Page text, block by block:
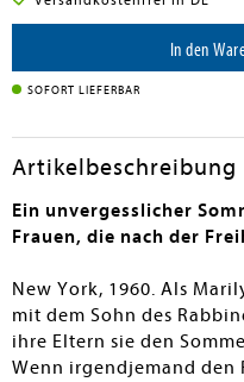
In den
SOFORT LIEFERBAR
Artikelbeschreibung
Ein unvergesslicher
Frauen, die nach der
New York, 1960. Als
mit dem Sohn des
ihre Eltern sie den
Wenn irgendjemand den